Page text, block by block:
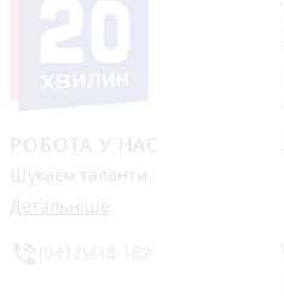
РОБОТА У НАС
Шукаєм таланти
Детальніше